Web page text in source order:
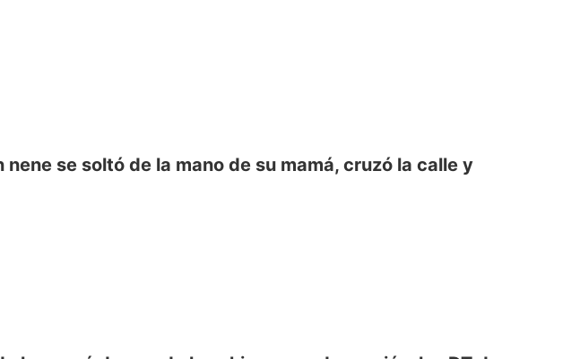
se soltó de la mano de su mamá, cruzó la calle y